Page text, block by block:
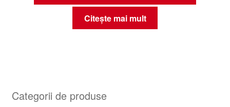
Citește mai mult
Categorii de produse